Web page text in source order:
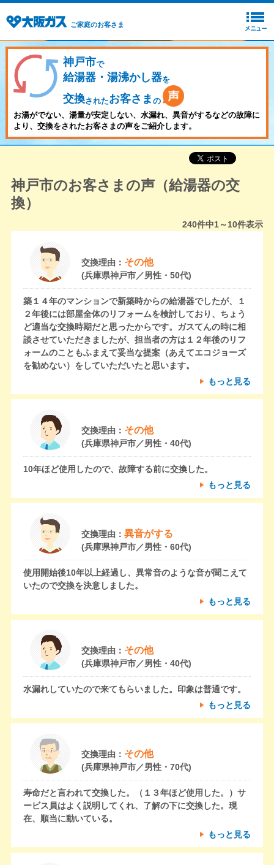
ご家庭のお客さま
神戸市で
給湯器・湯沸かし器を
交換されたお客さま の
お湯がでない、湯量が安定しない、水漏れ、異音がするなどの故障に
より、交換をされたお客さまの声をご紹介します。
神戸市のお客さまの声（給湯器の交
換）
240件中1～10件表示
交換理由： その他
(兵庫県神戸市／男性・50代)
築１４年のマンションで新築時からの給湯器でしたが、１
２年後には部屋全体のリフォームを検討しており、ちょう
ど適当な交換時期だと思ったからです。ガスてんの時に相
談させていただきましたが、担当者の方は１２年後のリフ
ォームのこともふまえて妥当な提案（あえてエコジョーズ
を勧めない）をしていただいたと思います。
もっと見る
交換理由： その他
(兵庫県神戸市／男性・40代)
10年ほど使用したので、故障する前に交換した。
もっと見る
交換理由： 異音がする
(兵庫県神戸市／男性・60代)
使用開始後10年以上経過し、異常音のような音が聞こえて
いたので交換を決意しました。
もっと見る
交換理由： その他
(兵庫県神戸市／男性・40代)
水漏れしていたので来てもらいました。印象は普通です。
もっと見る
交換理由： その他
(兵庫県神戸市／男性・70代)
寿命だと言われて交換した。（１３年ほど使用した。）サ
ービス員はよく説明してくれ、了解の下に交換した。現
在、順当に動いている。
もっと見る